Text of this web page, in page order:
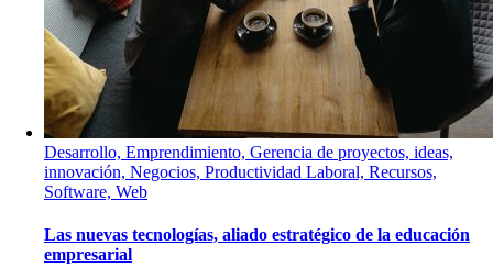
Desarrollo, Emprendimiento, Gerencia de proyectos, ideas,
innovación, Negocios, Productividad Laboral, Recursos,
Software, Web
Las nuevas tecnologías, aliado estratégico de la educación
empresarial